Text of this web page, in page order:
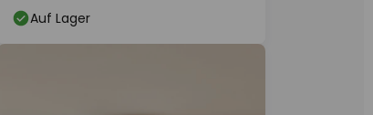
Auf Lager